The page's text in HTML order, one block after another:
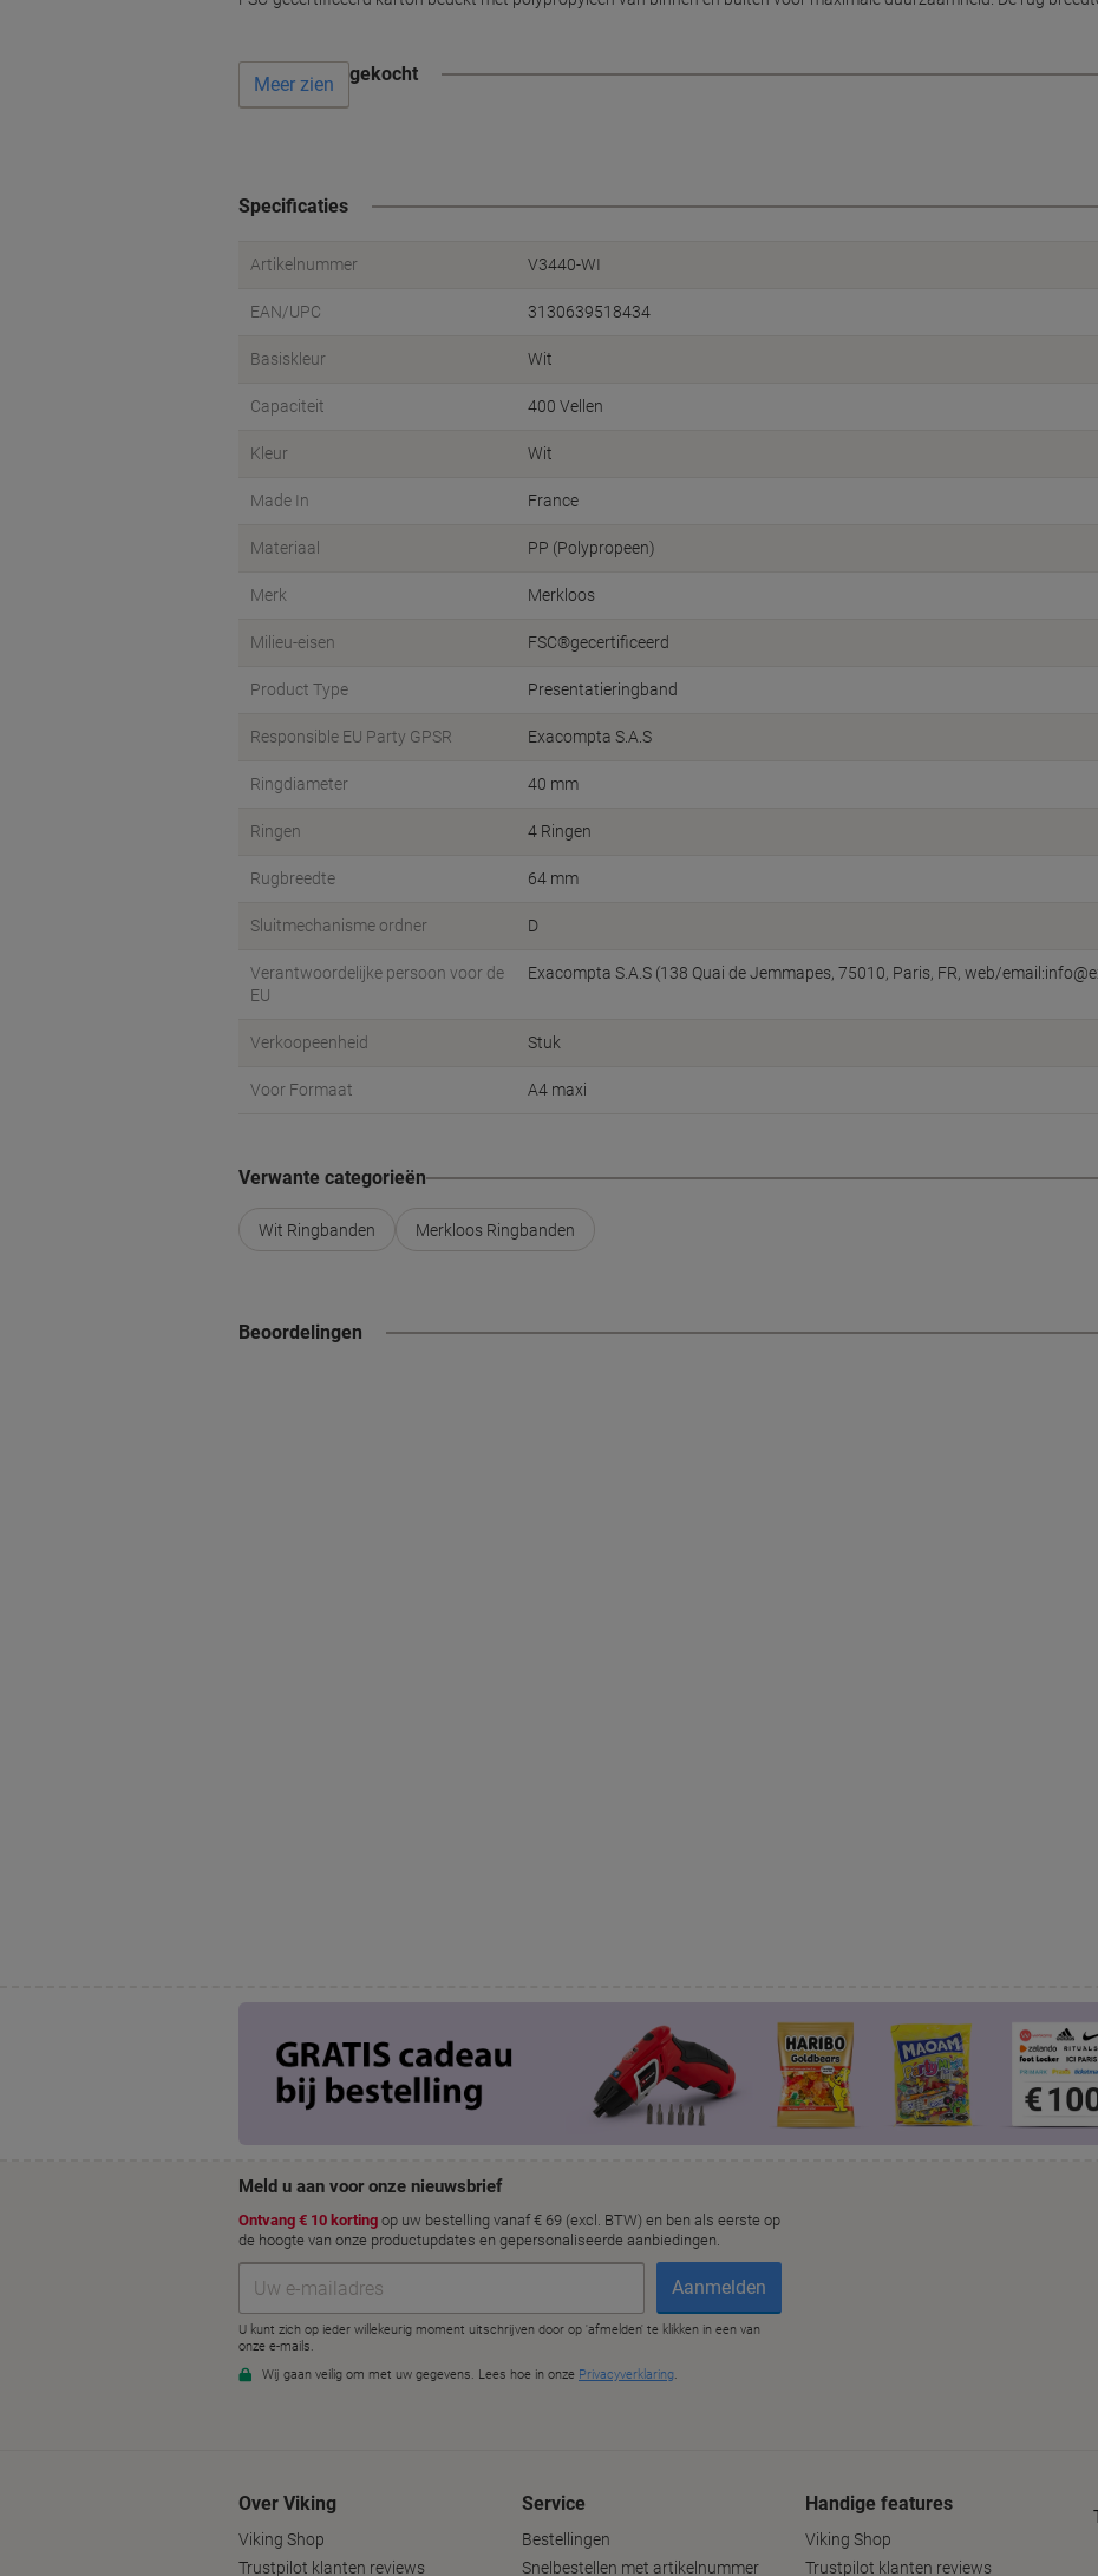
Vaak samen gekocht
Meer zien
Specificaties
Artikelnummer V3440-WI
EAN/UPC 3130639518434
Basiskleur Wit
Capaciteit 400 Vellen
Kleur Wit
Made In France
Materiaal PP (Polypropeen)
Merk Merkloos
Milieu-eisen FSC®gecertificeerd
Product Type Presentatieringband
Responsible EU Party GPSR Exacompta S.A.S
Ringdiameter 40 mm
Ringen 4 Ringen
Rugbreedte 64 mm
Sluitmechanisme ordner D
Verantwoordelijke persoon voor de
EU
Exacompta S.A.S (138 Quai de Jemmapes, 75010, Paris, FR, web/
Verkoopeenheid Stuk
Voor Formaat A4 maxi
Verwante categorieën
Wit Ringbanden Merkloos Ringbanden
Beoordelingen
Over Viking
Viking Shop
Trustpilot klanten reviews
Service
Bestellingen
Snelbestellen met artikelnummer
Handige features
Viking Shop
Trustpilot klanten reviews